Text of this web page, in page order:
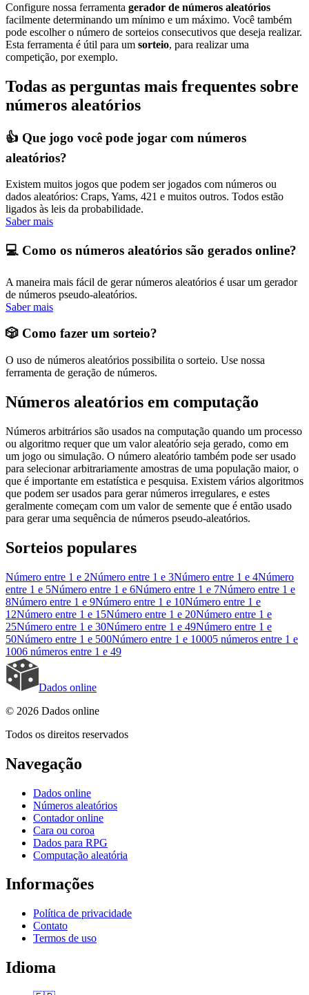
Configure nossa ferramenta gerador de números aleatórios
facilmente determinando um mínimo e um máximo. Você também
pode escolher o número de sorteios consecutivos que deseja realizar.
Esta ferramenta é útil para um sorteio, para realizar uma
competição, por exemplo.
Todas as perguntas mais frequentes sobre
números aleatórios
👍 Que jogo você pode jogar com números
aleatórios?
Existem muitos jogos que podem ser jogados com números ou
dados aleatórios: Craps, Yams, 421 e muitos outros. Todos estão
ligados às leis da probabilidade.
Saber mais
💻 Como os números aleatórios são gerados online?
A maneira mais fácil de gerar números aleatórios é usar um gerador
de números pseudo-aleatórios.
Saber mais
🎲 Como fazer um sorteio?
O uso de números aleatórios possibilita o sorteio. Use nossa
ferramenta de geração de números.
Números aleatórios em computação
Números arbitrários são usados na computação quando um processo
ou algoritmo requer que um valor aleatório seja gerado, como em
um jogo ou simulação. O número aleatório também pode ser usado
para selecionar arbitrariamente amostras de uma população maior, o
que é importante em estatística e pesquisa. Existem vários algoritmos
que podem ser usados para gerar números irregulares, e estes
geralmente começam com um valor de semente que é então usado
para gerar uma sequência de números pseudo-aleatórios.
Sorteios populares
Número entre 1 e 2Número entre 1 e 3Número entre 1 e 4Número
entre 1 e 5Número entre 1 e 6Número entre 1 e 7Número entre 1 e
8Número entre 1 e 9Número entre 1 e 10Número entre 1 e
12Número entre 1 e 15Número entre 1 e 20Número entre 1 e
25Número entre 1 e 30Número entre 1 e 49Número entre 1 e
50Número entre 1 e 500Número entre 1 e 10005 números entre 1 e
1006 números entre 1 e 49
Dados online
© 2026 Dados online
Todos os direitos reservados
Navegação
Dados online
Números aleatórios
Contador online
Cara ou coroa
Dados para RPG
Computação aleatória
Informações
Política de privacidade
Contato
Termos de uso
Idioma